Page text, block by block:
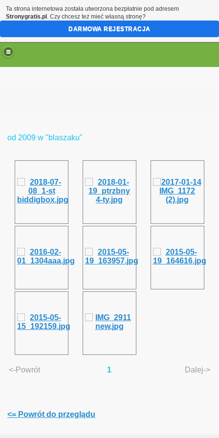
od 2009 w "blaszaku"
<-Powrót 1 Dalej->
<= Powrót do przeglądu
Ta strona internetowa została utworzona bezpłatnie pod adresem
Stronygratis.pl . Czy chcesz też mieć własną stronę?
DARMOWA REJESTRACJA